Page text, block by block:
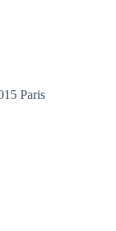
Paris